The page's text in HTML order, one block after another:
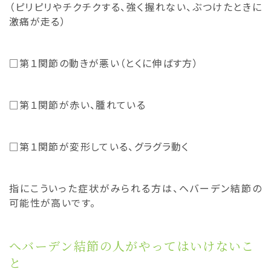
（ピリピリやチクチクする、強く握れない、ぶつけたときに
激痛が走る）
□第１関節の動きが悪い（とくに伸ばす方）
□第１関節が赤い、腫れている
□第１関節が変形している、グラグラ動く
指にこういった症状がみられる方は、ヘバーデン結節の
可能性が高いです。
へバーデン結節の人がやってはいけないこ
と